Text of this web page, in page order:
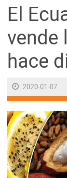
Sociedad
Ciencia y
Firmas
Juegos
El
vende
hace
2020-01-07